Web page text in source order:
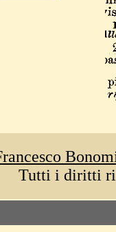
Tutti i diritti